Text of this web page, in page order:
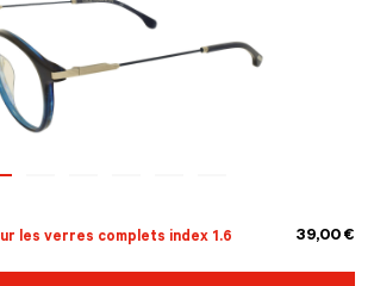
les verres complets index 1.6 39,00 €